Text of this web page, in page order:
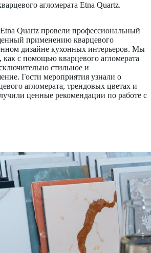
агломерата Etna Quartz.
Quartz провели профессиональный
применению кварцевого
дизайне кухонных интерьеров. Мы
как с помощью кварцевого агломерата
стильное и
Гости мероприятия узнали о
агломерата, трендовых цветах и
ценные рекомендации по работе с